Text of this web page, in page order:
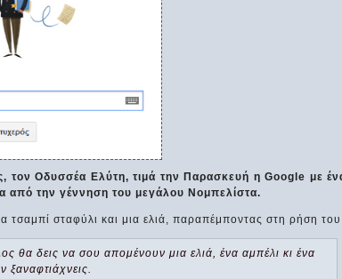
τον Οδυσσέα Ελύτη, τιμά την Παρασκευή η Google με
από την γέννηση του μεγάλου Νομπελίστα.
τσαμπί σταφύλι και μια ελιά, παραπέμποντας στη ρήση
θα δεις να σου απομένουν μια ελιά, ένα αμπέλι κι ένα
ξαναφτιάχνεις.